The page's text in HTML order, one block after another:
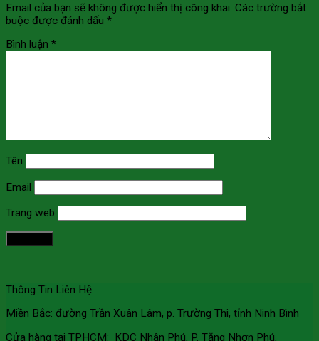
Email của bạn sẽ không được hiển thị công khai. Các trường bắt
buộc được đánh dấu *
Bình luận *
Tên
Email
Trang web
Thông Tin Liên Hệ
Miền Bắc: đường Trần Xuân Lâm, p. Trường Thi, tỉnh Ninh Bình
Cửa hàng tại TPHCM: KDC Nhân Phú, P. Tăng Nhơn Phú,